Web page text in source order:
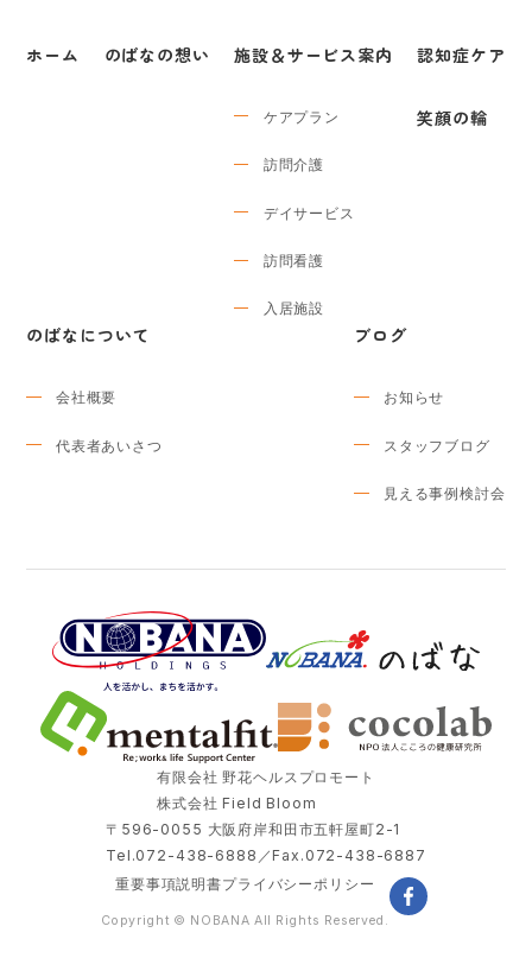
ホーム のばなの想い 施設＆サービス案内
ケアプラン
訪問介護
デイサービス
訪問看護
入居施設
認知症ケア
笑顔の輪
のばなについて
会社概要
代表者あいさつ
ブログ
お知らせ
スタッフブログ
見える事例検討会
有限会社 野花ヘルスプロモート
株式会社 Field Bloom
〒596-0055 大阪府岸和田市五軒屋町2-1
Tel.072-438-6888／Fax.072-438-6887
重要事項説明書プライバシーポリシー
Copyright © NOBANA All Rights Reserved.
facebook